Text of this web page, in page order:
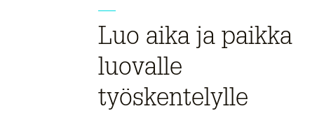
Luo aika ja paikka
luovalle
työskentelylle